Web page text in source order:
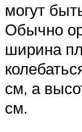
могут
Обычно
ширина
см, а
см.